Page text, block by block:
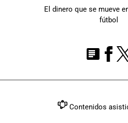
El dinero que se mueve
fútbol
Contenidos